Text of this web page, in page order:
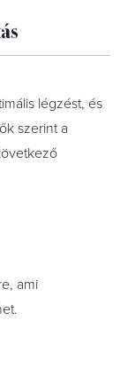
légzést, és
szerint a
ami